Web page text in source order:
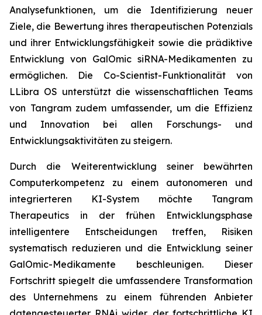
Analysefunktionen, um die Identifizierung neuer
Ziele, die Bewertung ihres therapeutischen Potenzials
und ihrer Entwicklungsfähigkeit sowie die prädiktive
Entwicklung von GalOmic siRNA-Medikamenten zu
ermöglichen. Die Co-Scientist-Funktionalität von
LLibra OS unterstützt die wissenschaftlichen Teams
von Tangram zudem umfassender, um die Effizienz
und Innovation bei allen Forschungs- und
Entwicklungsaktivitäten zu steigern.
Durch die Weiterentwicklung seiner bewährten
Computerkompetenz zu einem autonomeren und
integrierteren KI-System möchte Tangram
Therapeutics in der frühen Entwicklungsphase
intelligentere Entscheidungen treffen, Risiken
systematisch reduzieren und die Entwicklung seiner
GalOmic-Medikamente beschleunigen. Dieser
Fortschritt spiegelt die umfassendere Transformation
des Unternehmens zu einem führenden Anbieter